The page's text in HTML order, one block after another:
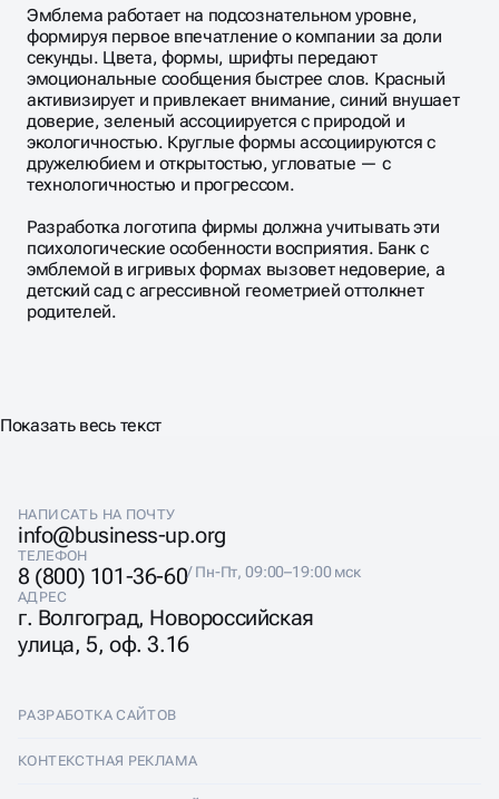
Эмблема работает на подсознательном уровне,
формируя первое впечатление о компании за доли
секунды. Цвета, формы, шрифты передают
эмоциональные сообщения быстрее слов. Красный
активизирует и привлекает внимание, синий внушает
доверие, зеленый ассоциируется с природой и
экологичностью. Круглые формы ассоциируются с
дружелюбием и открытостью, угловатые — с
технологичностью и прогрессом.
Разработка логотипа фирмы должна учитывать эти
психологические особенности восприятия. Банк с
эмблемой в игривых формах вызовет недоверие, а
детский сад с агрессивной геометрией оттолкнет
родителей.
Показать весь текст
НАПИСАТЬ НА ПОЧТУ
info@business-up.org
ТЕЛЕФОН
8 (800) 101-36-60/ Пн-Пт, 09:00–19:00 мск
АДРЕС
г. Волгоград, Новороссийская
улица, 5, оф. 3.16
РАЗРАБОТКА САЙТОВ
Разработка сайтов
КОНТЕКСТНАЯ РЕКЛАМА